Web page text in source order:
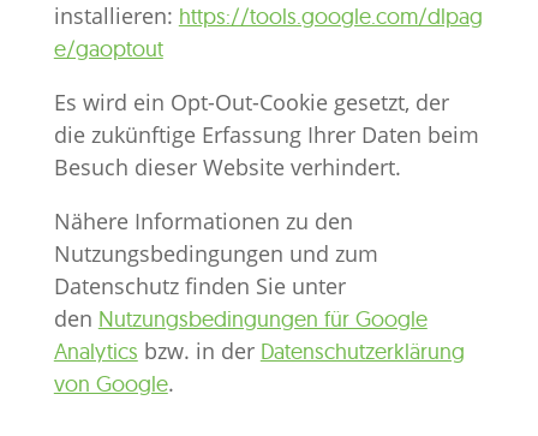
installieren: https://tools.google.com/dlpag
e/gaoptout
Es wird ein Opt-Out-Cookie gesetzt, der
die zukünftige Erfassung Ihrer Daten beim
Besuch dieser Website verhindert.
Nähere Informationen zu den
Nutzungsbedingungen und zum
Datenschutz finden Sie unter
den Nutzungsbedingungen für Google
Analytics bzw. in der Datenschutzerklärung
von Google.